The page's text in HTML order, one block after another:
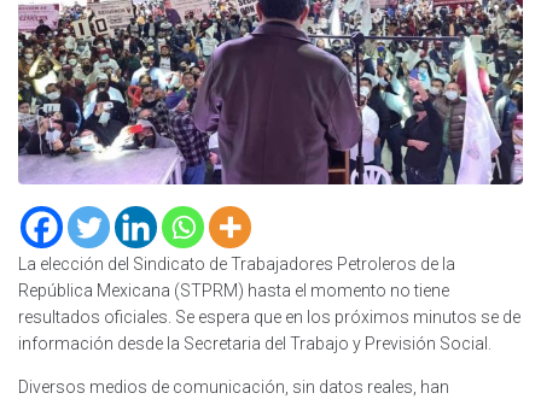
La elección del Sindicato de Trabajadores Petroleros de la
República Mexicana (STPRM) hasta el momento no tiene
resultados oficiales. Se espera que en los próximos minutos se de
información desde la Secretaria del Trabajo y Previsión Social.
Diversos medios de comunicación, sin datos reales, han